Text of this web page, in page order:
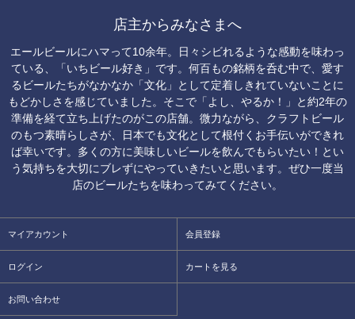
店主からみなさまへ
エールビールにハマって10余年。日々シビれるような感動を味わっ
ている、「いちビール好き」です。何百もの銘柄を呑む中で、愛す
るビールたちがなかなか「文化」として定着しきれていないことに
もどかしさを感じていました。そこで「よし、やるか！」と約2年の
準備を経て立ち上げたのがこの店舗。微力ながら、クラフトビール
のもつ素晴らしさが、日本でも文化として根付くお手伝いができれ
ば幸いです。多くの方に美味しいビールを飲んでもらいたい！とい
う気持ちを大切にブレずにやっていきたいと思います。ぜひ一度当
店のビールたちを味わってみてください。
マイアカウント 会員登録
ログイン カートを見る
お問い合わせ